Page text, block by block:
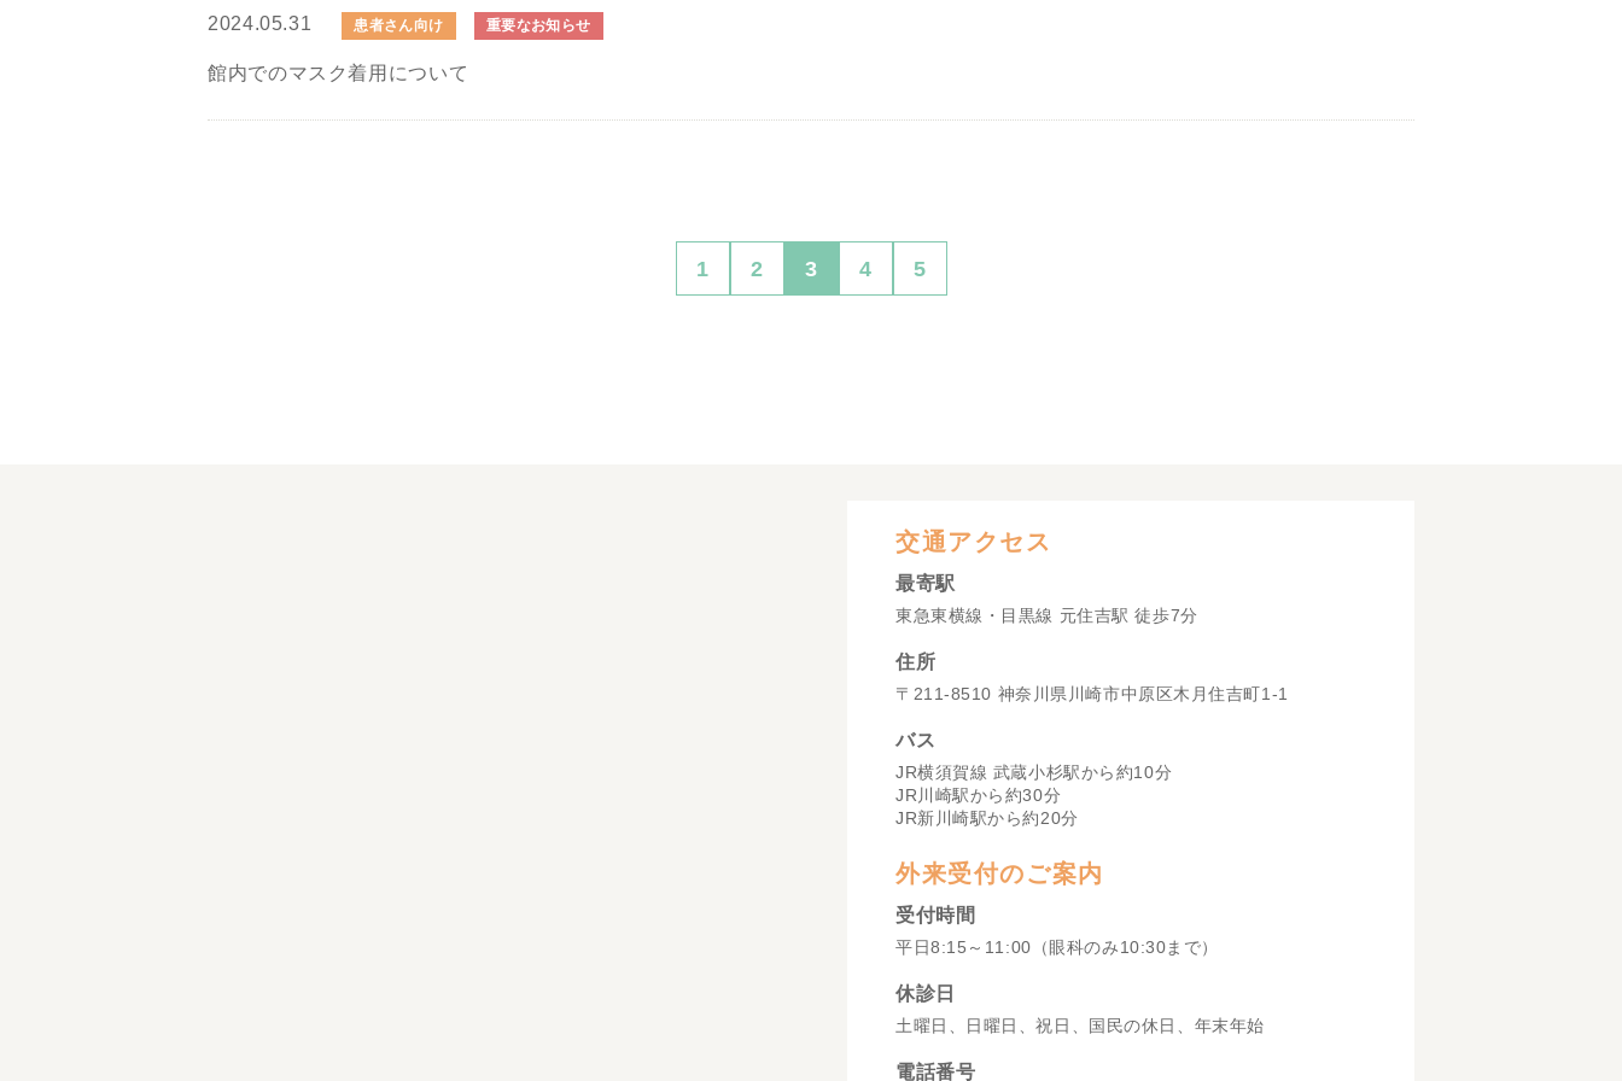
2024.05.31 患者さん向け 重要なお知らせ
館内でのマスク着用について
1 2 3 4 5
交通アクセス
最寄駅
東急東横線・目黒線 元住吉駅 徒歩7分
住所
〒211-8510 神奈川県川崎市中原区木月住吉町1-1
バス
JR横須賀線 武蔵小杉駅から約10分
JR川崎駅から約30分
JR新川崎駅から約20分
外来受付のご案内
受付時間
平日8:15～11:00（眼科のみ10:30まで）
休診日
土曜日、日曜日、祝日、国民の休日、年末年始
電話番号